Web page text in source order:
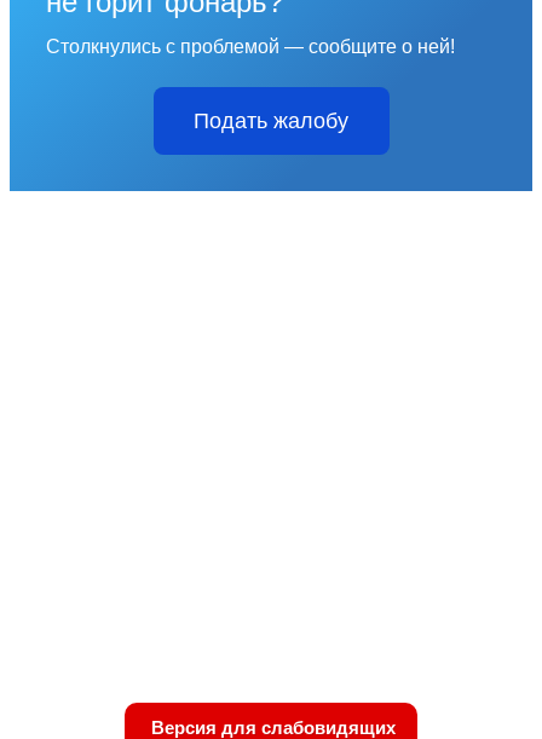
Столкнулись с проблемой — сообщите о ней!
Подать жалобу
Версия для слабовидящих